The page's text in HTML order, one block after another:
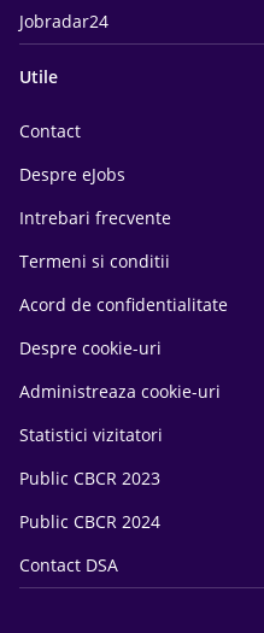
Jobradar24
Utile
Contact
Despre eJobs
Intrebari frecvente
Termeni si conditii
Acord de confidentialitate
Despre cookie-uri
Administreaza cookie-uri
Statistici vizitatori
Public CBCR 2023
Public CBCR 2024
Contact DSA